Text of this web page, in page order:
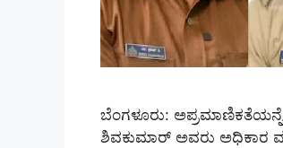
ಬೆಂಗಳೂರು: ಅಪ್ರಮಾಣಿಕತೆಯನ್ನೇ
ಶಿವಕುಮಾರ್‌ ಅವರು ಅಧಿಕಾರ